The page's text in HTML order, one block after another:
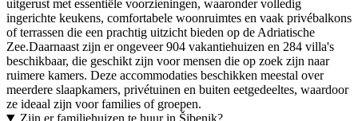
uitgerust met essentiële voorzieningen, waaronder volledig
ingerichte keukens, comfortabele woonruimtes en vaak privébalkons
of terrassen die een prachtig uitzicht bieden op de Adriatische
Zee.Daarnaast zijn er ongeveer 904 vakantiehuizen en 284 villa's
beschikbaar, die geschikt zijn voor mensen die op zoek zijn naar
ruimere kamers. Deze accommodaties beschikken meestal over
meerdere slaapkamers, privétuinen en buiten eetgedeeltes, waardoor
ze ideaal zijn voor families of groepen.
Zijn er familiehuizen te huur in Šibenik?